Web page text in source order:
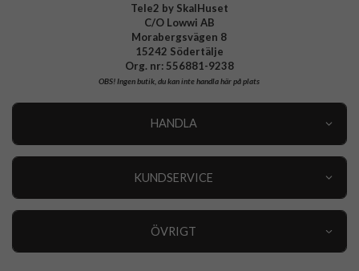
Tele2 by SkalHuset
C/O Lowwi AB
Morabergsvägen 8
15242 Södertälje
Org. nr: 556881-9238
OBS!Ingen butik, du kan inte handla här på plats
HANDLA
KUNDSERVICE
ÖVRIGT